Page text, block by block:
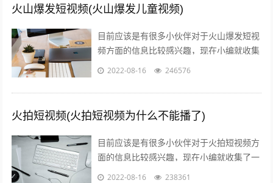
火山爆发短视频(火山爆发儿童视频)
目前应该是有很多小伙伴对于火山爆发短视
频方面的信息比较感兴趣，现在小编就收集
了一些与火山爆发儿童视频相关的信息来分
2022-08-16 246576
火拍短视频(火拍短视频为什么不能播了)
目前应该是有很多小伙伴对于火拍短视频方
面的信息比较感兴趣，现在小编就收集了一
些与火拍短视频为什么不能播了相关的信息
2022-08-16 238361